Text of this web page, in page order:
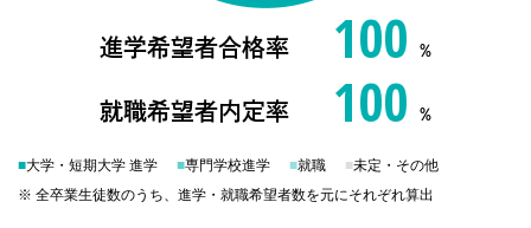
進学希望者合格率 100 %
就職希望者内定率 100 %
■大学・短期大学 進学 ■専門学校進学 ■就職 ■未定・その他
※ 全卒業生徒数のうち、進学・就職希望者数を元にそれぞれ算出